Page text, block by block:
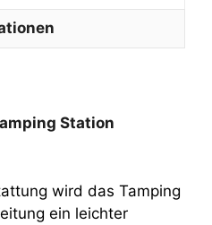
Station
wird das Tamping
ein leichter